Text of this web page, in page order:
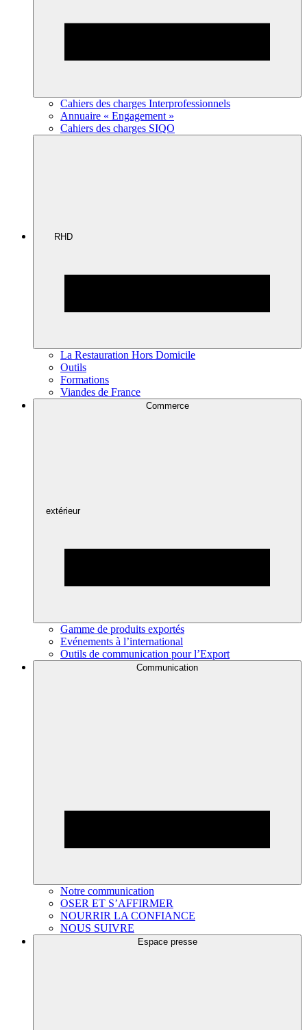
Cahiers des charges Interprofessionnels
Annuaire « Engagement »
Cahiers des charges SIQO
RHD
La Restauration Hors Domicile
Outils
Formations
Viandes de France
Commerce
extérieur
Gamme de produits exportés
Evénements à l’international
Outils de communication pour l’Export
Communication
Notre communication
OSER ET S’AFFIRMER
NOURRIR LA CONFIANCE
NOUS SUIVRE
Espace presse